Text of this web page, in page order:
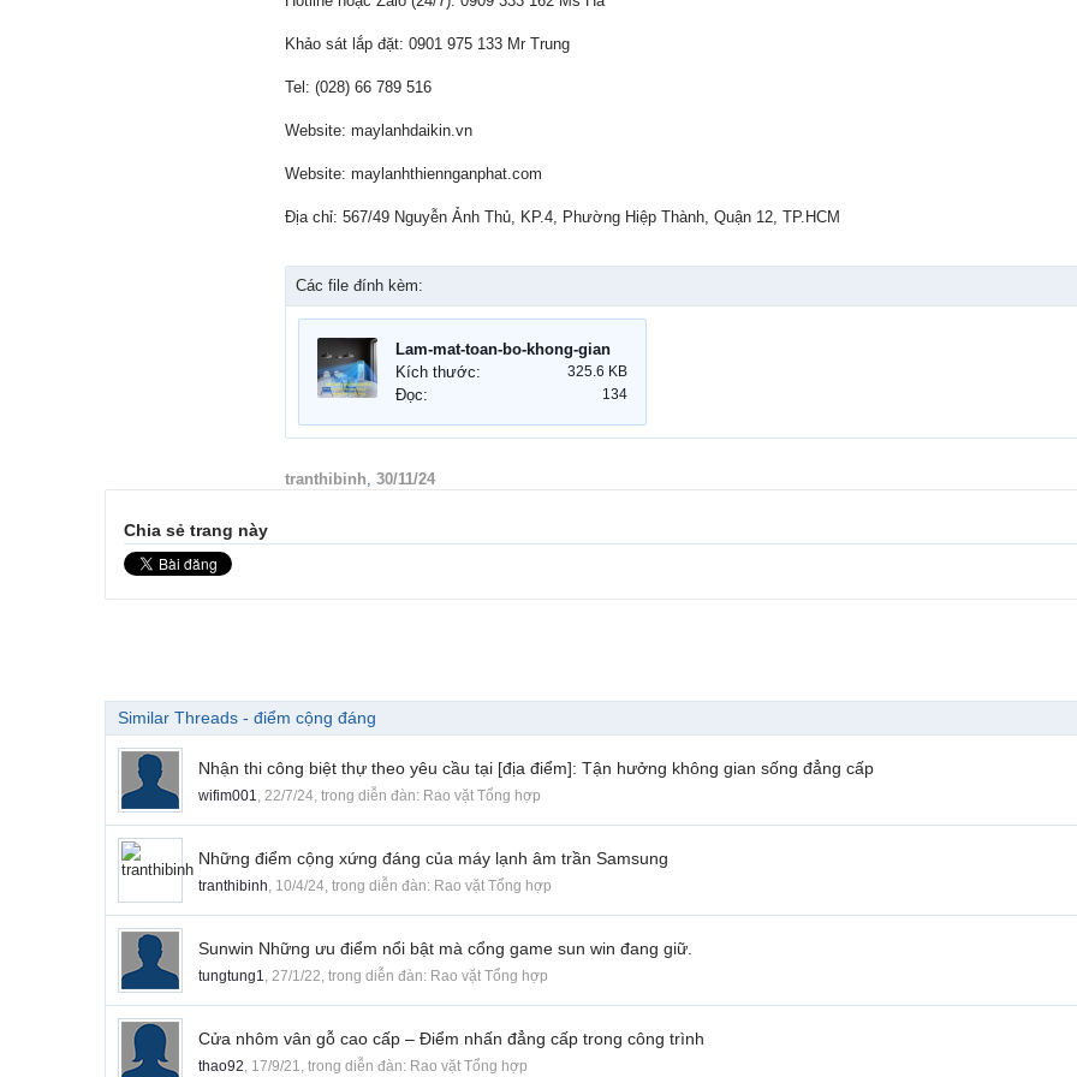
Khảo sát lắp đặt: 0901 975 133 Mr Trung
Tel: (028) 66 789 516
Website: maylanhdaikin.vn
Website: maylanhthiennganphat.com
Địa chỉ: 567/49 Nguyễn Ảnh Thủ, KP.4, Phường Hiệp Thành, Quận 12, TP.HCM
Các file đính kèm:
Kích thước: 325.6 KB
Đọc: 134
tranthibinh, 30/11/24
Chia sẻ trang này
Similar Threads - điểm cộng đáng
Nhận thi công biệt thự theo yêu cầu tại [địa điểm]: Tận hưởng không gian sống đẳng cấp
wifim001, 22/7/24, trong diễn đàn: Rao vặt Tổng hợp
Những điểm cộng xứng đáng của máy lạnh âm trần Samsung
tranthibinh, 10/4/24, trong diễn đàn: Rao vặt Tổng hợp
Sunwin Những ưu điểm nổi bật mà cổng game sun win đang giữ.
tungtung1, 27/1/22, trong diễn đàn: Rao vặt Tổng hợp
Cửa nhôm vân gỗ cao cấp – Điểm nhấn đẳng cấp trong công trình
thao92, 17/9/21, trong diễn đàn: Rao vặt Tổng hợp